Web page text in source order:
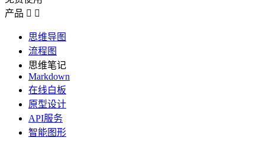
产品  
思维导图
流程图
思维笔记
Markdown
在线白板
原型设计
API服务
智能图形